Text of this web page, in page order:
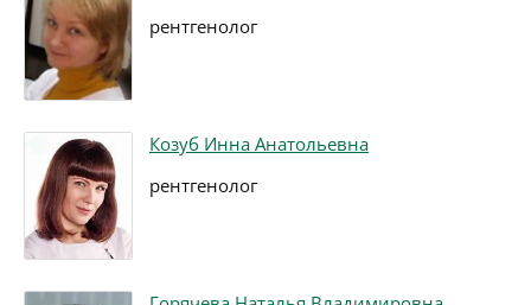
рентгенолог
Козуб Инна Анатольевна
рентгенолог